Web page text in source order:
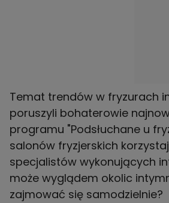
Temat trendów w fryzurach
poruszyli bohaterowie
programu "Podsłuchane u
salonów fryzjerskich
specjalistów wykonujących
może wyglądem okolic
zajmować się samodzielnie?